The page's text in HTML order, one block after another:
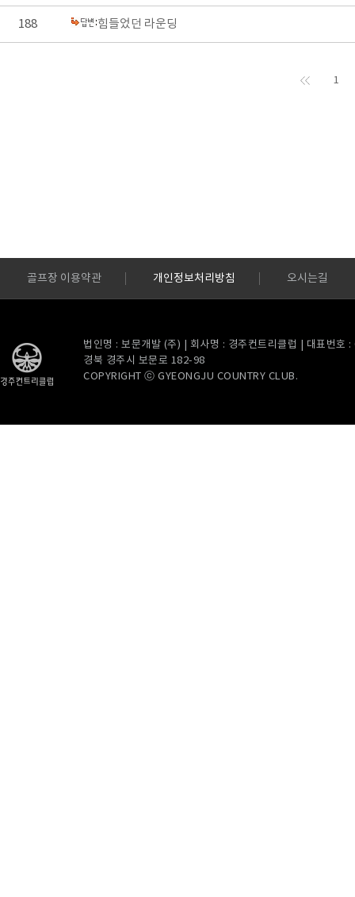
188 힘들었던 라운딩
1
골프장 이용약관 개인정보처리방침 오시는길
법인명 : 보문개발 (주) | 회사명 : 경주컨트리클럽 | 대표번
경북 경주시 보문로 182-98
COPYRIGHT ⓒ GYEONGJU COUNTRY CLUB.